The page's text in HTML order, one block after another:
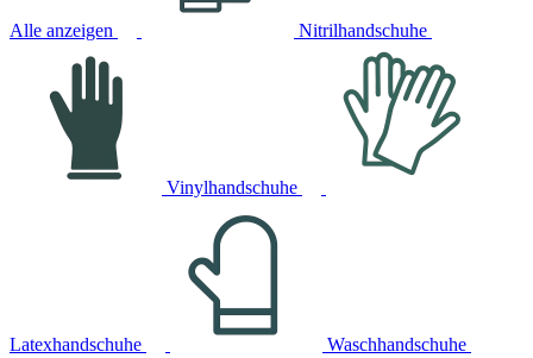
Alle anzeigen Nitrilhandschuhe
Vinylhandschuhe
Latexhandschuhe Waschhandschuhe